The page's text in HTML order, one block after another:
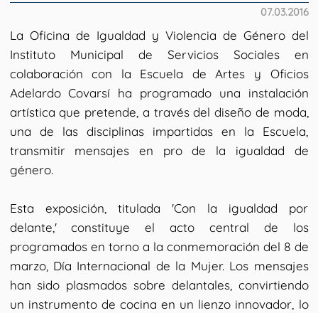
07.03.2016
La Oficina de Igualdad y Violencia de Género del
Instituto Municipal de Servicios Sociales en
colaboración con la Escuela de Artes y Oficios
Adelardo Covarsí ha programado una instalación
artística que pretende, a través del diseño de moda,
una de las disciplinas impartidas en la Escuela,
transmitir mensajes en pro de la igualdad de
género.
Esta exposición, titulada 'Con la igualdad por
delante,' constituye el acto central de los
programados en torno a la conmemoración del 8 de
marzo, Día Internacional de la Mujer. Los mensajes
han sido plasmados sobre delantales, convirtiendo
un instrumento de cocina en un lienzo innovador, lo